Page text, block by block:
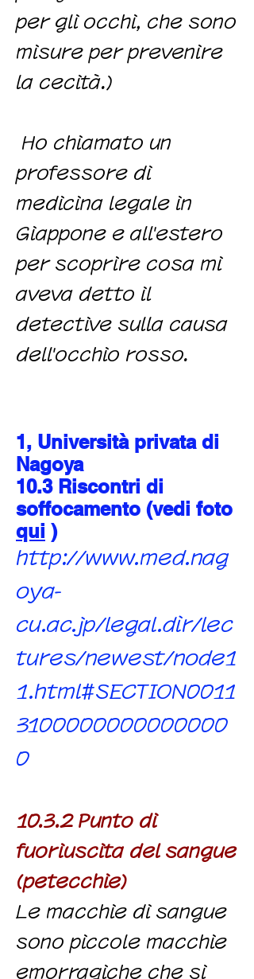
per gli occhi, che sono
misure per prevenire
la cecità.)
Ho chiamato un
professore di
medicina legale in
Giappone e all'estero
per scoprire cosa mi
aveva detto il
detective sulla causa
dell'occhio rosso.
1, Università privata di
Nagoya
10.3 Riscontri di
soffocamento (vedi foto
qui )
http://www.med.nag
oya-
cu.ac.jp/legal.dir/lec
tures/newest/node1
1.html#SECTION0011
3100000000000000
0
10.3.2 Punto di
fuoriuscita del sangue
(petecchie)
Le macchie di sangue
sono piccole macchie
emorragiche che si